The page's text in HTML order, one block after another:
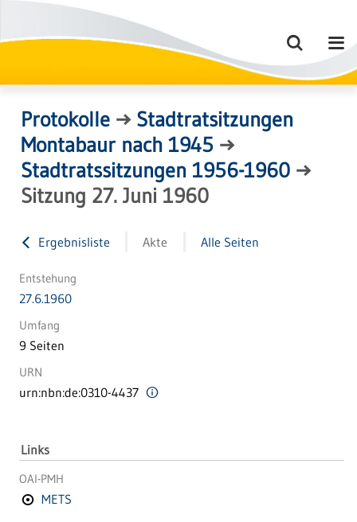
Protokolle → Stadtratsitzungen
Montabaur nach 1945 →
Stadtratssitzungen 1956-1960 →
Sitzung 27. Juni 1960
Ergebnisliste Akte Alle Seiten
Entstehung
27.6.1960
Umfang
9 Seiten
URN
urn:nbn:de:0310-4437
Links
OAI-PMH
METS